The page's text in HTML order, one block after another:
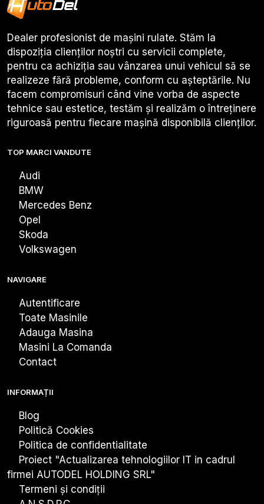
Dealer profesionist de mașini rulate. Stăm la
dispoziția clienților noștri cu servicii complete,
pentru ca achiziția sau vânzarea unui vehicul să se
realizeze fără probleme, conform cu așteptările. Nu
facem compromisuri când vine vorba de aspecte
tehnice sau estetice, testăm și realizăm o întreținere
riguroasă pentru fiecare mașină disponibilă clienților.
TOP MARCI VANDUTE
Audi
BMW
Mercedes Benz
Opel
Skoda
Volkswagen
NAVIGARE
Autentificare
Toate Masinile
Adauga Masina
Masini La Comanda
Contact
INFORMAȚII
Blog
Politică Cookies
Politica de confidentialitate
Proiect "Actualizarea tehnologiiIor IT in cadrul
firmei AUTODEL HOLDING SRL"
Termeni și condiții